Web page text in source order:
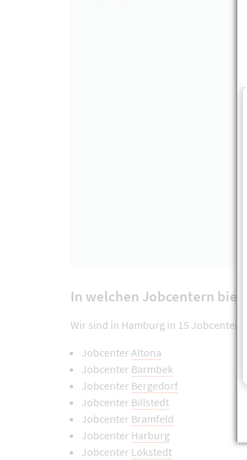
In welchen Jobcentern
Wir sind in Hamburg in 15
Jobcenter Altona
Jobcenter Barmbek
Jobcenter Bergedorf
Jobcenter Billstedt
Jobcenter Bramfeld
Jobcenter Harburg
Jobcenter Lokstedt